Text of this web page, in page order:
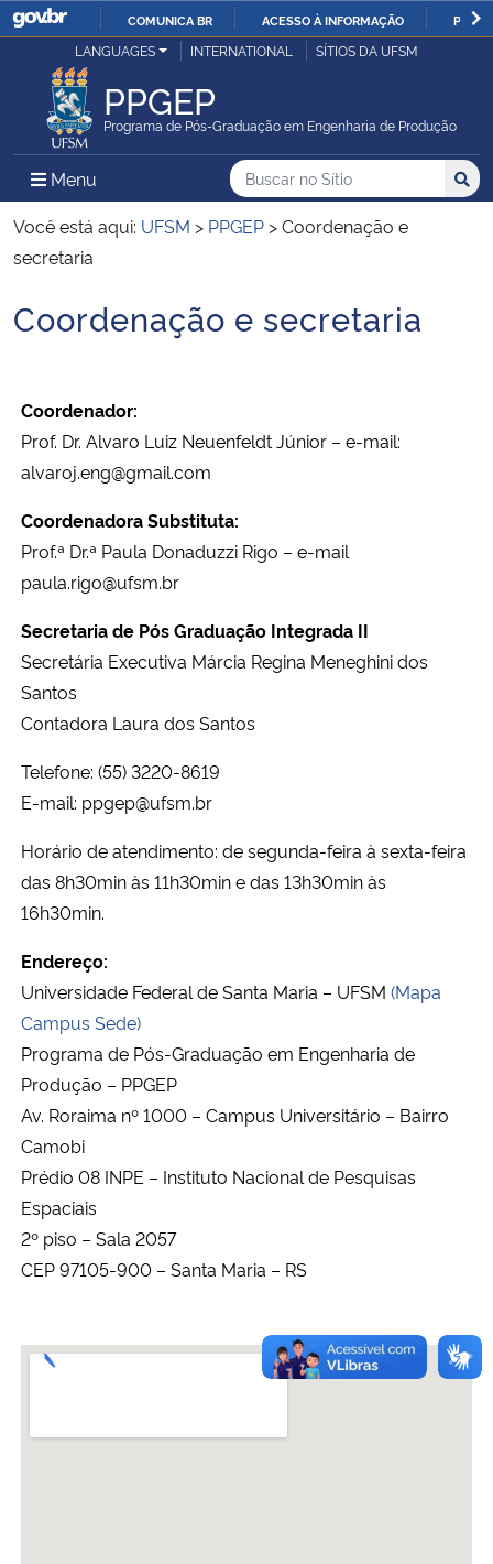
IR
COMUNICA BR ACESSO À INFORMAÇÃO
Ministério da Justiça e Segurança Pública
Ministério da Defesa
Ministério das Relações Exteriores
Ministério da Infraestrutura
Ministério da Educação
Ministério da Cidadania
Ministério de Minas e Energia
Ministério da Ciência, Tecnologia, Inovações e Comunicações
Ministério do Turismo
Ministério do Desenvolvimento Regional
Controladoria-Geral da União
Ministério da Mulher, da Família e dos Direitos Humanos
Secretaria-Geral
Secretaria de Governo
Gabinete de Segurança Institucional
Advocacia-Geral da União
Banco Central do Brasil
LANGUAGES INTERNATIONAL SÍTIOS DA UFSM
PPGEP
Programa de Pós-Graduação em Engenharia de Produção
Menu Menu Principal do Sítio
Busca
Buscar no no Sítio
Busca:
Você está aqui: UFSM > PPGEP >Coordenação e
secretaria
Início do conteúdo
Coordenação e secretaria
Coordenador:
Prof. Dr. Alvaro Luiz Neuenfeldt Júnior – e-mail:
alvaroj.eng@gmail.com
Coordenadora Substituta:
Prof.ª Dr.ª Paula Donaduzzi Rigo – e-mail
paula.rigo@ufsm.br
Secretaria de Pós Graduação Integrada II
Secretária Executiva Márcia Regina Meneghini dos
Santos
Contadora Laura dos Santos
Telefone: (55) 3220-8619
E-mail: ppgep@ufsm.br
Horário de atendimento: de segunda-feira à sexta-feira
das 8h30min às 11h30min e das 13h30min às
16h30min.
Endereço:
Universidade Federal de Santa Maria – UFSM (Mapa
Campus Sede)
Programa de Pós-Graduação em Engenharia de
Produção – PPGEP
Av. Roraima nº 1000 – Campus Universitário – Bairro
Camobi
Prédio 08 INPE – Instituto Nacional de Pesquisas
Espaciais
2º piso – Sala 2057
CEP 97105-900 – Santa Maria – RS